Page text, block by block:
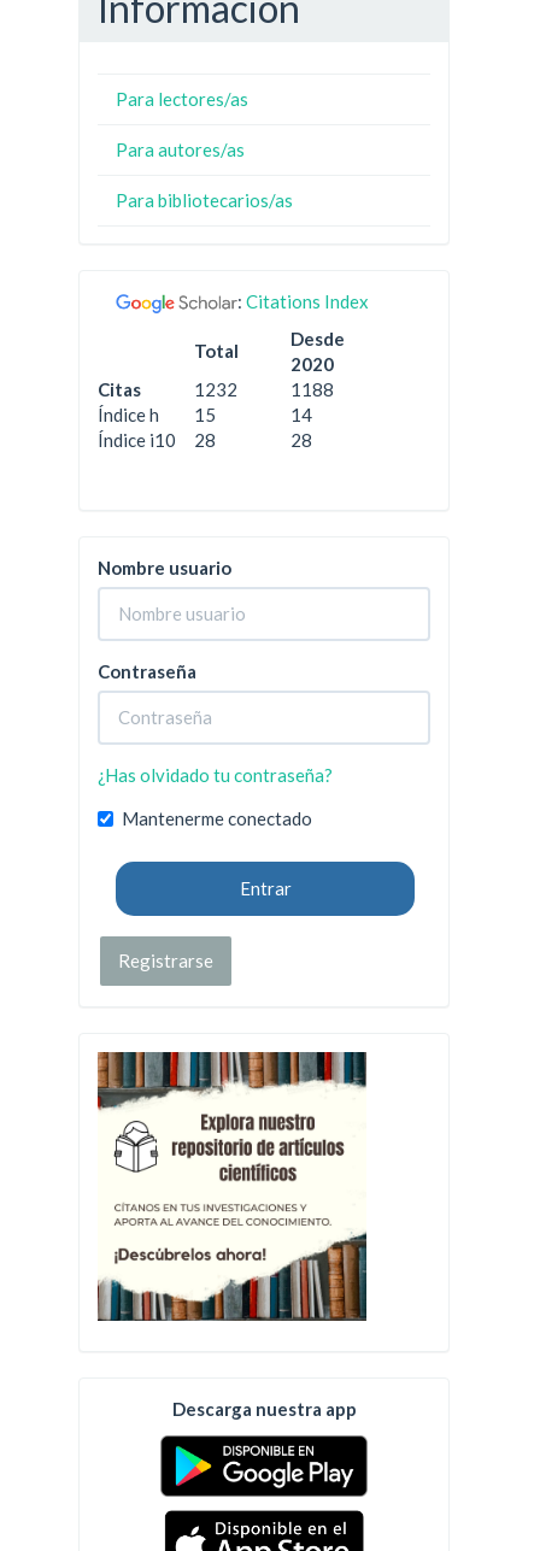
Para lectores/as
Para autores/as
Para bibliotecarios/as
: Citations Index
Total
Desde
2020
Citas
1232
1188
Índice h
15
14
Índice i10
28 28
Nombre usuario
Contraseña
¿Has olvidado tu contraseña?
Mantenerme conectado
Entrar
Registrarse
Descarga nuestra app